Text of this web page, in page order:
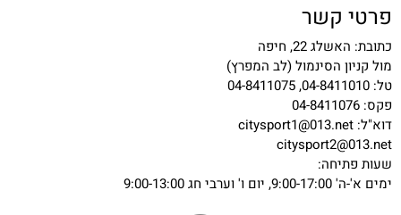
פרטי קשר
כתובת: האשלג 22, חיפה
מול קניון הסינמול (לב המפרץ)
טל: 04-8411010, 04-8411075
פקס: 04-8411076
דוא"ל: citysport1@013.net
citysport2@013.net
שעות פתיחה:
ימים א'-ה' 9:00-17:00, יום ו' וערבי חג 9:00-13:00